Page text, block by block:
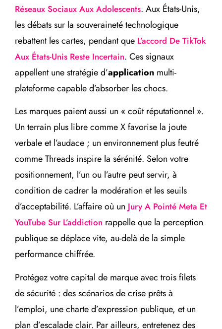
Réseaux Sociaux Aux Adolescents. Aux États-Unis,
les débats sur la souveraineté technologique
rebattent les cartes, pendant que L’accord De TikTok
Aux États-Unis Reste Incertain. Ces signaux
appellent une stratégie d’application multi-
plateforme capable d’absorber les chocs.
Les marques paient aussi un « coût réputationnel ».
Un terrain plus libre comme X favorise la joute
verbale et l’audace ; un environnement plus feutré
comme Threads inspire la sérénité. Selon votre
positionnement, l’un ou l’autre peut servir, à
condition de cadrer la modération et les seuils
d’acceptabilité. L’affaire où unJury A Pointé Meta Et
YouTube Sur L’addiction rappelle que la perception
publique se déplace vite, au-delà de la simple
performance chiffrée.
Protégez votre capital de marque avec trois filets
de sécurité : des scénarios de crise prêts à
l’emploi, une charte d’expression publique, et un
plan d’escalade clair. Par ailleurs, entretenez des